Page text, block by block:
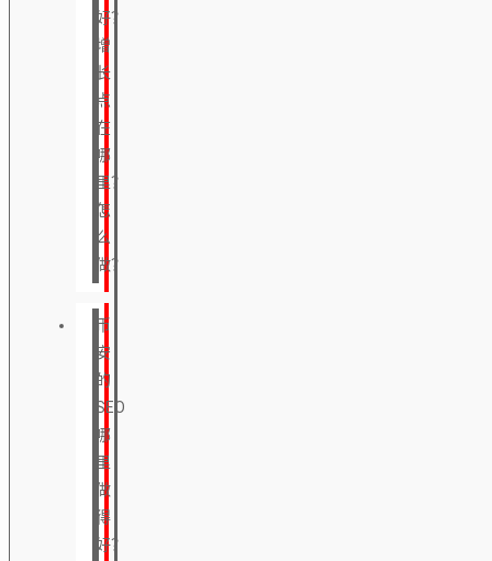
好？
增
长
点
在
哪
里？
怎
么
做？
币
安
的
SEO
哪
里
做
得
好？